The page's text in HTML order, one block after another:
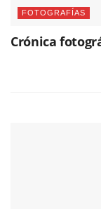
FOTOGRAFÍAS
Crónica